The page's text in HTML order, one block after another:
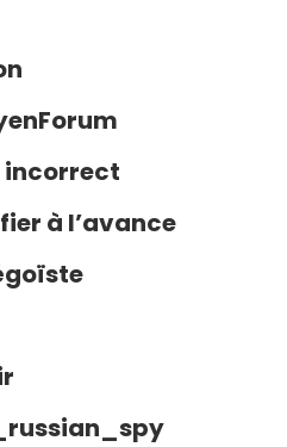
incorrect
à l’avance